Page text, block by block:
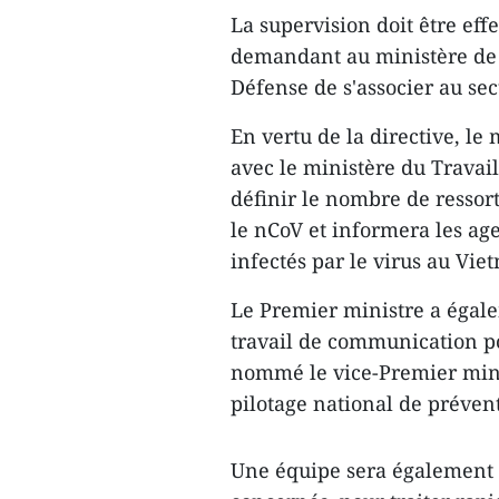
La supervision doit être
demandant au ministère
Défense de s'associer au
En vertu de la directive, le
avec le ministère du
définir le nombre de
le nCoV et informera les
infectés par le virus au
Le Premier ministre a
travail de communication
nommé le vice-Premier
pilotage national de
Une équipe sera